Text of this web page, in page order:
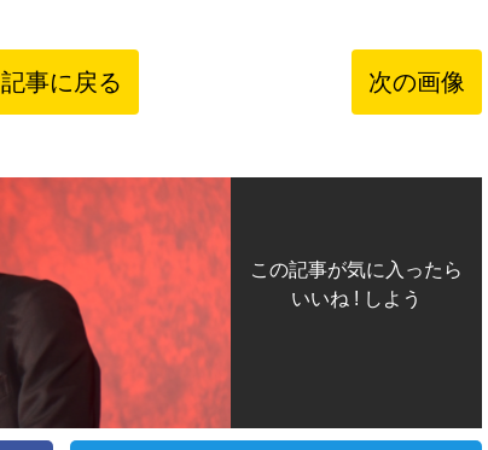
記事に戻る 次の画像
この記事が気に入ったら
いいね ! しよう